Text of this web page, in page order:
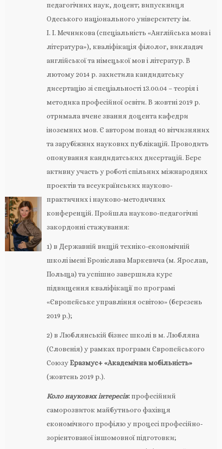
педагогічних наук, доцент; випускниця
Одеського національного університету ім.
І. І. Мечникова (спеціальність «Англійська мова і
література»), кваліфікація філолог, викладач
англійської та німецької мов і літератур. В
лютому 2014 р. захистила кандидатську
дисертацію зі спеціальності 13.00.04 – теорія і
методика професійної освіти. В жовтні 2019 р.
отримала вчене звання доцента кафедри
іноземних мов. Є автором понад 40 вітчизняних
та зарубіжних наукових публікацій. Проводить
опонування кандидатських дисертацій. Бере
активну участь у роботі спільних міжнародних
проектів та всеукраїнських науково-
практичних і науково-методичних
конференцій. Пройшла науково-педагогічні
закордонні стажування:
1) в Державній вищій техніко-економічній
школі імені Броніслава Маркевича (м. Ярослав,
Польща) та успішно завершила курс
підвищення кваліфікації по програмі
«Європейське управління освітою» (березень
2019 р.);
2) в Люблянській бізнес школі в м. Любляна
(Словенія) у рамках програми Європейського
СоюзуЕразмус+«Академічна мобільність»
(жовтень 2019 р.).
Коло наукових інтересів: професійний
саморозвиток майбутнього фахівця
економічного профілю у процесі професійно-
зорієнтованої іншомовної підготовки;